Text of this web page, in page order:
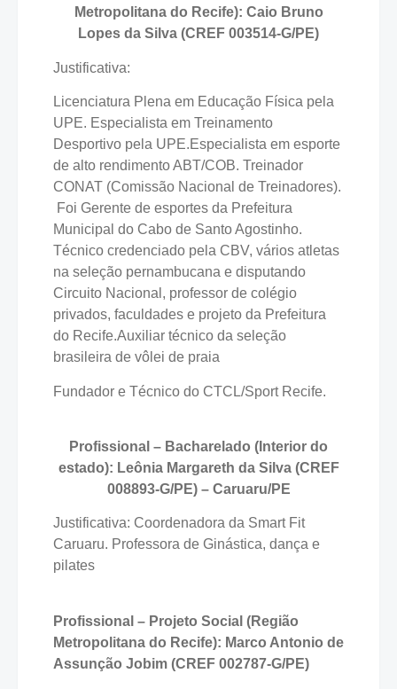
Metropolitana do Recife): Caio Bruno
Lopes da Silva (CREF 003514-G/PE)
Justificativa:
Licenciatura Plena em Educação Física pela
UPE. Especialista em Treinamento
Desportivo pela UPE.Especialista em esporte
de alto rendimento ABT/COB. Treinador
CONAT (Comissão Nacional de Treinadores).
Foi Gerente de esportes da Prefeitura
Municipal do Cabo de Santo Agostinho.
Técnico credenciado pela CBV, vários atletas
na seleção pernambucana e disputando
Circuito Nacional, professor de colégio
privados, faculdades e projeto da Prefeitura
do Recife.Auxiliar técnico da seleção
brasileira de vôlei de praia
Fundador e Técnico do CTCL/Sport Recife.
Profissional – Bacharelado (Interior do
estado): Leônia Margareth da Silva (CREF
008893-G/PE) – Caruaru/PE
Justificativa: Coordenadora da Smart Fit
Caruaru. Professora de Ginástica, dança e
pilates
Profissional – Projeto Social (Região
Metropolitana do Recife): Marco Antonio de
Assunção Jobim (CREF 002787-G/PE)